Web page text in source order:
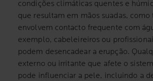
condições climáticas quentes e
que resultam em mãos suadas, como
envolvem contacto frequente com
exemplo, cabeleireiros ou
podem desencadear a erupção.
externo ou irritante que afete o
pode influenciar a pele, incluindo a